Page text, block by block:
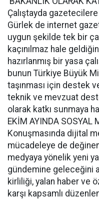
Çalıştayda
Gürlek de internet
uygun şekilde tek bir
kaçınılmaz hale
hazırlanmış bir yasa
bunun Türkiye Büyük
taşınması için destek
teknik ve mevzuat
olarak katkı sunmaya
EKİM AYINDA SOSYAL
Konuşmasında dijital
mücadeleye de
medyaya yönelik yeni
gündemine geleceğini
kirliliği, yalan haber ve
karşı kapsamlı